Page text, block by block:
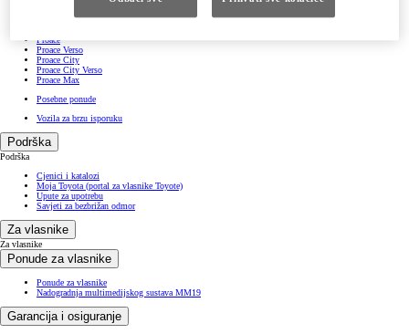
Prius Plug-in
Proace
Proace Verso
Proace City
Proace City Verso
Proace Max
Posebne ponude
Vozila za brzu isporuku
Podrška
Podrška
Cjenici i katalozi
Moja Toyota (portal za vlasnike Toyote)
Upute za upotrebu
Savjeti za bezbrižan odmor
Za vlasnike
Za vlasnike
Ponude za vlasnike
Ponude za vlasnike
Nadogradnja multimedijskog sustava MM19
Garancija i osiguranje